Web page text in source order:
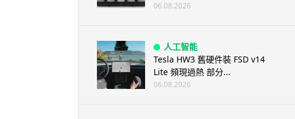
06.08.2026
人工智能
Tesla HW3 舊硬件裝 FSD v14
Lite 頻現過熱 部分...
06.08.2026